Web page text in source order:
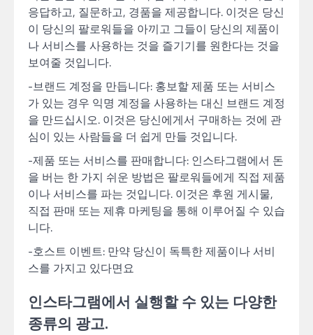
응답하고, 질문하고, 경품을 제공합니다. 이것은 당신
이 당신의 팔로워들을 아끼고 그들이 당신의 제품이
나 서비스를 사용하는 것을 즐기기를 원한다는 것을
보여줄 것입니다.
-브랜드 계정을 만듭니다: 홍보할 제품 또는 서비스
가 있는 경우 익명 계정을 사용하는 대신 브랜드 계정
을 만드십시오. 이것은 당신에게서 구매하는 것에 관
심이 있는 사람들을 더 쉽게 만들 것입니다.
-제품 또는 서비스를 판매합니다: 인스타그램에서 돈
을 버는 한 가지 쉬운 방법은 팔로워들에게 직접 제품
이나 서비스를 파는 것입니다. 이것은 후원 게시물,
직접 판매 또는 제휴 마케팅을 통해 이루어질 수 있습
니다.
-호스트 이벤트: 만약 당신이 독특한 제품이나 서비
스를 가지고 있다면요
인스타그램에서 실행할 수 있는 다양한
종류의 광고.